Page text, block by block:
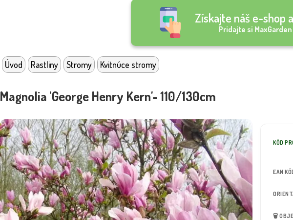
Získajte náš e-shop
Pridajte si
Úvod Rastliny Stromy Kvitnúce stromy
Magnolia 'George Henry Kern'- 110/130cm
KÓD
EAN
🗑️